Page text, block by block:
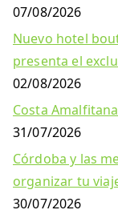
07/08/2026
Nuevo hotel
presenta el
02/08/2026
Costa
31/07/2026
Córdoba y las
organizar tu
30/07/2026